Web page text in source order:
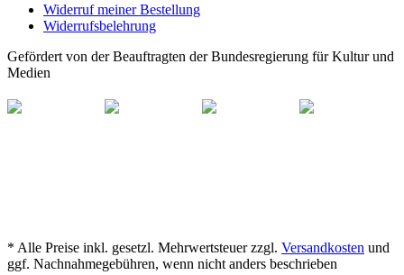
Widerruf meiner Bestellung
Widerrufsbelehrung
Gefördert von der Beauftragten der Bundesregierung für Kultur und
Medien
* Alle Preise inkl. gesetzl. Mehrwertsteuer zzgl. Versandkosten und
ggf. Nachnahmegebühren, wenn nicht anders beschrieben